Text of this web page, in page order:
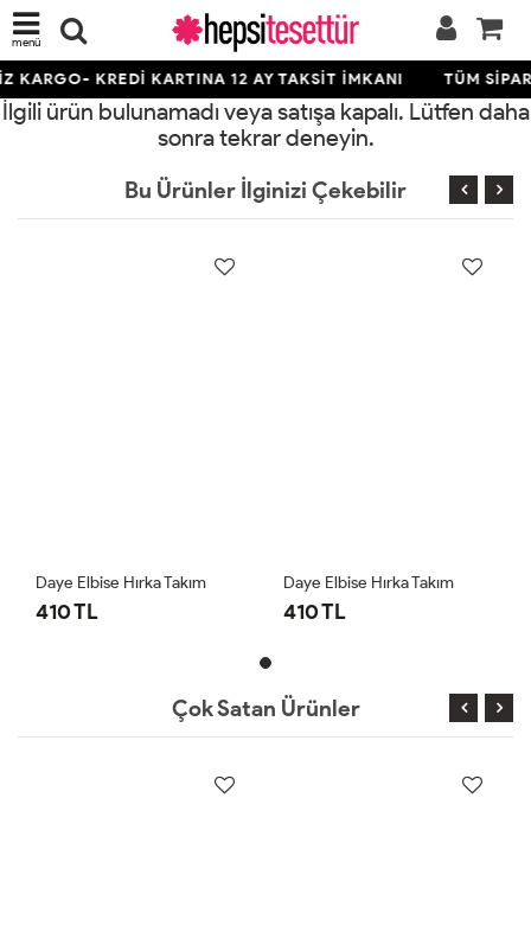
menü
KARGO- KREDİ KARTINA 12 AY TAKSİT İMKANI TÜM
İlgili ürün bulunamadı veya satışa kapalı. Lütfen daha
sonra tekrar deneyin.
Bu Ürünler İlginizi Çekebilir
Daye Elbise Hırka Takım
410 TL
Daye Elbise Hırka Takım
410 TL
Çok Satan Ürünler